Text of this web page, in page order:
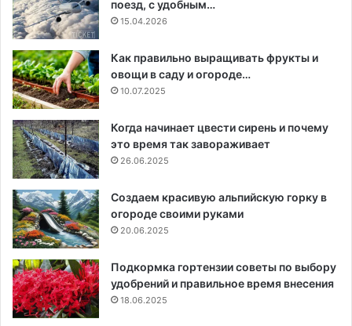
поезд, с удобным…
15.04.2026
Как правильно выращивать фрукты и
овощи в саду и огороде…
10.07.2025
Когда начинает цвести сирень и почему
это время так завораживает
26.06.2025
Создаем красивую альпийскую горку в
огороде своими руками
20.06.2025
Подкормка гортензии советы по выбору
удобрений и правильное время внесения
18.06.2025